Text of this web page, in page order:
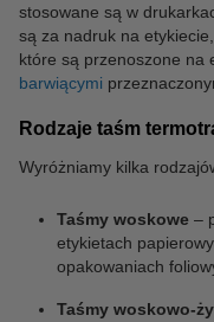
stosowane są w
są za nadruk na
które są przenoszone na
barwiącymi
Rodzaje taśm
Wyróżniamy kilka
Taśmy woskowe –
etykietach
opakowaniach
Taśmy woskowo-